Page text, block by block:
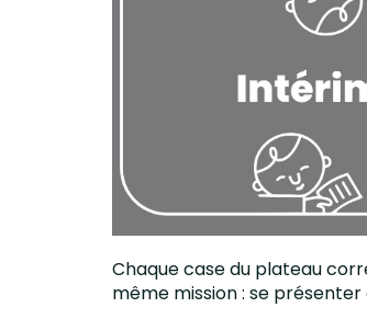
Chaque case du plateau
même mission : se